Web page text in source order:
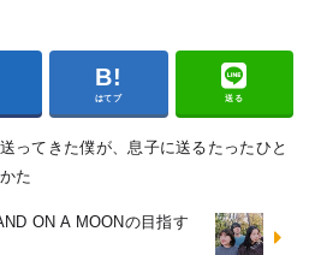
はてブ 送る
ってきた僕が、息子に送るたったひと
た
ON A MOONの目指す